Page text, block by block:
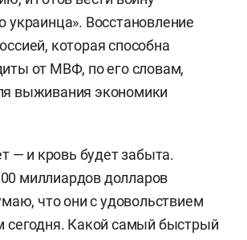
украинца». Восстановление
которая способна
от МВФ, по его словам,
выживания экономики
— и кровь будет забыта.
миллиардов долларов
что они с удовольствием
сегодня. Какой самый быстрый